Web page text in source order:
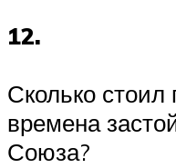
12.
Сколько стоил
времена
Союза?